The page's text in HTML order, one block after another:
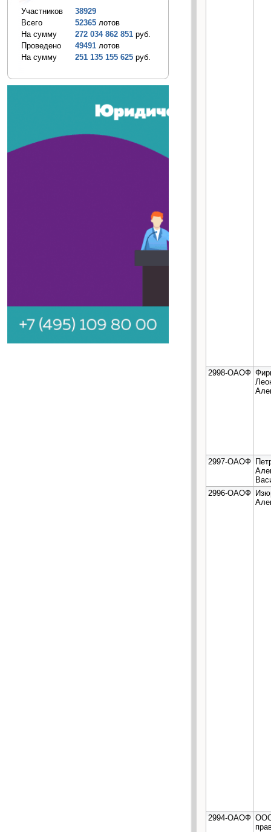
Участников
38929
Всего
52365 лотов
На сумму
272 034 862 851 руб.
Проведено
49491 лотов
На сумму
251 135 155 625 руб.
2998-ОАОФ
2997-ОАОФ
2996-ОАОФ
2994-ОАОФ